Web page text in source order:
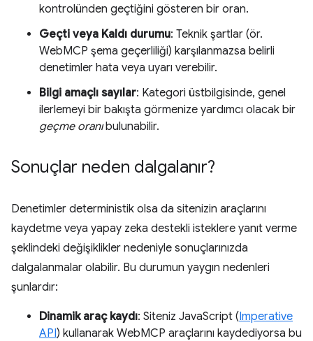
kontrolünden geçtiğini gösteren bir oran.
Geçti veya Kaldı durumu: Teknik şartlar (ör.
WebMCP şema geçerliliği) karşılanmazsa belirli
denetimler hata veya uyarı verebilir.
Bilgi amaçlı sayılar: Kategori üstbilgisinde, genel
ilerlemeyi bir bakışta görmenize yardımcı olacak bir
geçme oranıbulunabilir.
Sonuçlar neden dalgalanır?
Denetimler deterministik olsa da sitenizin araçlarını
kaydetme veya yapay zeka destekli isteklere yanıt verme
şeklindeki değişiklikler nedeniyle sonuçlarınızda
dalgalanmalar olabilir. Bu durumun yaygın nedenleri
şunlardır:
Dinamik araç kaydı: Siteniz JavaScript (Imperative
API) kullanarak WebMCP araçlarını kaydediyorsa bu